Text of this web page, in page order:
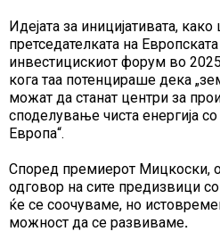
Идејата за иницијативата,
претседателката на
инвестицискиот форум во
кога таа потенцираше дека
можат да станат центри за
споделување чиста енергија
Европа“.
Според премиерот Мицкоски,
одговор на сите предизвици
ќе се соочуваме, но
можност да се развиваме.